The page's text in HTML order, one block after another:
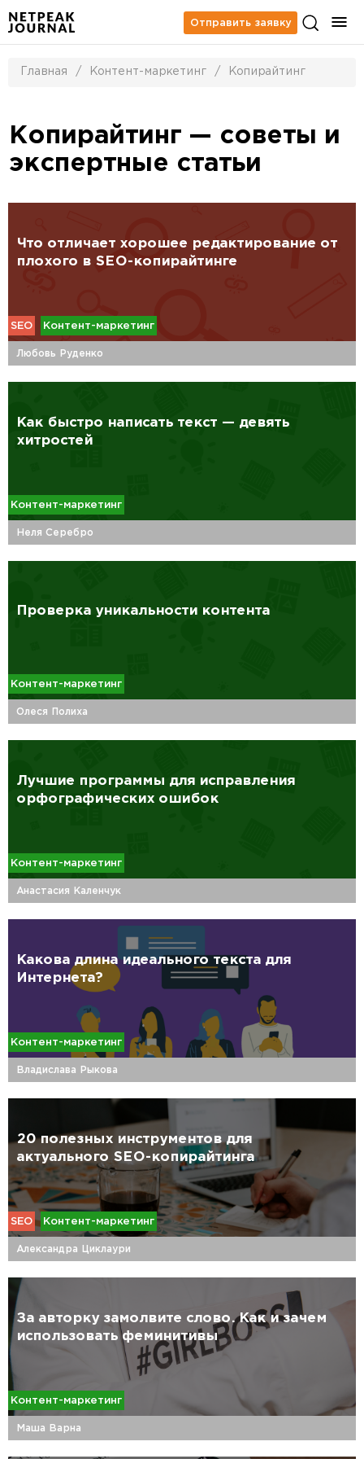
Отправить заявку
Главная / Контент-маркетинг / Копирайтинг
Копирайтинг — советы и
экспертные статьи
Что отличает хорошее редактирование от
плохого в SEO-копирайтинге
SEO Контент-маркетинг
Любовь Руденко
Как быстро написать текст — девять
хитростей
Контент-маркетинг
Неля Серебро
Проверка уникальности контента
Контент-маркетинг
Олеся Полиха
Лучшие программы для исправления
орфографических ошибок
Контент-маркетинг
Анастасия Каленчук
Какова длина идеального текста для
Интернета?
Контент-маркетинг
Владислава Рыкова
20 полезных инструментов для
актуального SEO-копирайтинга
SEO Контент-маркетинг
Александра Циклаури
За авторку замолвите слово. Как и зачем
использовать феминитивы
Контент-маркетинг
Маша Варна